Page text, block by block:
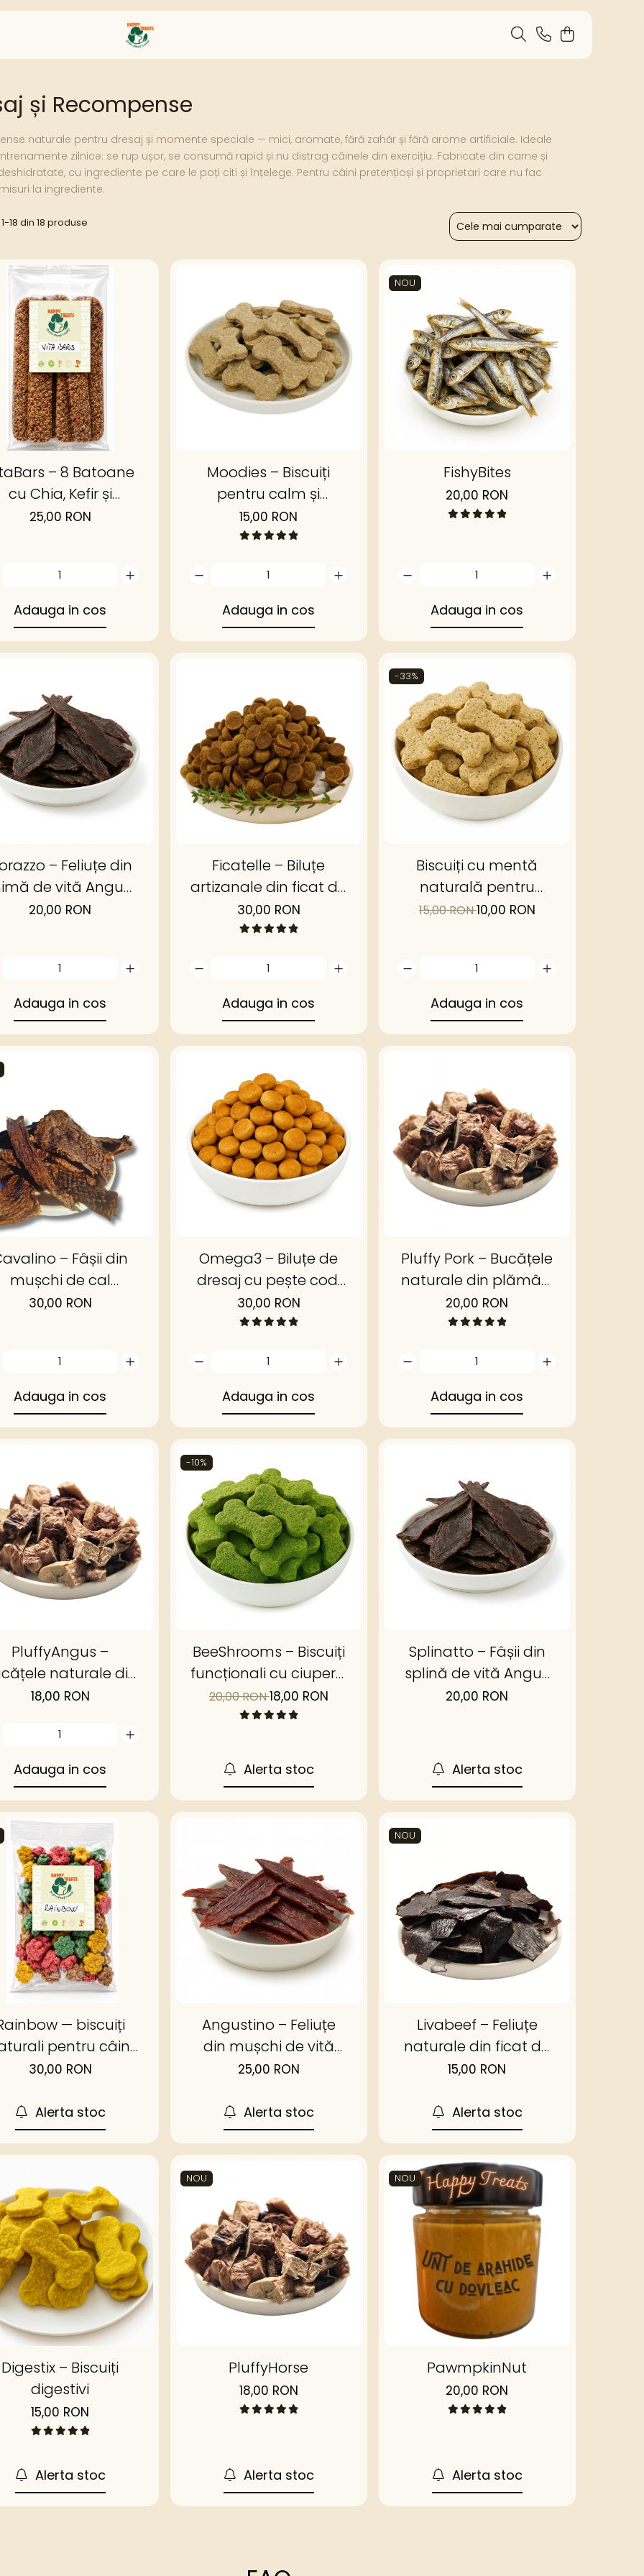
și Recompense
naturale pentru dresaj și momente speciale — mici, aromate, fără zahăr și fără arome artificiale. Ideale
zilnice: se rup ușor, se consumă rapid și nu distrag câinele din exercițiu. Fabricate din carne și
cu ingrediente pe care le poți citi și înțelege. Pentru câini pretențioși și proprietari care nu fac
la ingrediente.
1-18 din 18 produse
– 8 Batoane
cu Chia, Kefir și
Organe de Vită
25,00 RON
Adauga in cos
Moodies – Biscuiți
pentru calm și
echilibru emoțional
15,00 RON
Adauga in cos
NOU
FishyBites
20,00 RON
Adauga in cos
– Feliuțe din
de vită Angus
deshidratată
20,00 RON
Adauga in cos
Ficatelle – Biluțe
artizanale din ficat de
vită Angus
30,00 RON
Adauga in cos
-33%
Biscuiți cu mentă
naturală pentru
respirație proaspătă |
15,00 RON10,00 RON
Adauga in cos
– Fâșii din
mușchi de cal
| Happy
30,00 RON
Adauga in cos
Omega3 – Biluțe de
dresaj cu pește cod,
dovleac și ovaz
30,00 RON
Adauga in cos
Pluffy Pork – Bucățele
naturale din plămâni
de porc deshidratat
20,00 RON
Adauga in cos
PluffyAngus –
naturale din
plămâni de vită
18,00 RON
Adauga in cos
-10%
BeeShrooms – Biscuiți
funcționali cu ciuperci
shiitake și spirulină
20,00 RON18,00 RON
Alerta stoc
Splinatto – Fâșii din
splină de vită Angus
deshidratată
20,00 RON
Alerta stoc
— biscuiți
pentru câini
superalimente
30,00 RON
Alerta stoc
Angustino – Feliuțe
din mușchi de vită
Angus deshidratat
25,00 RON
Alerta stoc
NOU
Livabeef – Feliuțe
naturale din ficat de
vită deshidratat
15,00 RON
Alerta stoc
Digestix – Biscuiți
digestivi
15,00 RON
Alerta stoc
NOU
PluffyHorse
18,00 RON
Alerta stoc
NOU
PawmpkinNut
20,00 RON
Alerta stoc